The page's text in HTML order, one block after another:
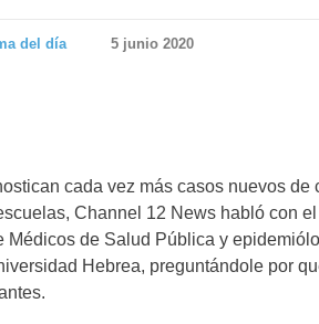
del día 5 junio 2020
cada vez más casos nuevos de
Channel 12 News habló con
Médicos de Salud Pública y
Hebrea, preguntándole por